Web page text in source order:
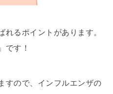
れるポイントがあります。
」です！
すので、インフルエンザの